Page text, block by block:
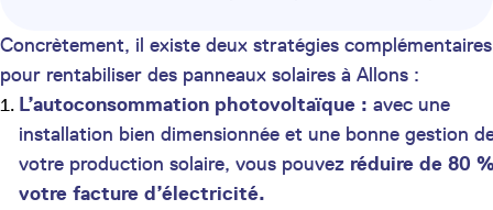
Concrètement, il existe deux stratégies complémentaires
pour rentabiliser des panneaux solaires à Allons :
L’autoconsommation photovoltaïque : avec une
installation bien dimensionnée et une bonne gestion
votre production solaire, vous pouvez réduire de 80
votre facture d’électricité.